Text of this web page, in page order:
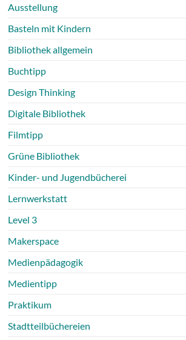
Ausstellung
Basteln mit Kindern
Bibliothek allgemein
Buchtipp
Design Thinking
Digitale Bibliothek
Filmtipp
Grüne Bibliothek
Kinder- und Jugendbücherei
Lernwerkstatt
Level 3
Makerspace
Medienpädagogik
Medientipp
Praktikum
Stadtteilbüchereien